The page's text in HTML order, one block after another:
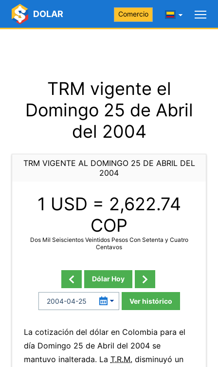
DOLAR Comercio
TRM vigente el
Domingo 25 de Abril
del 2004
TRM VIGENTE AL DOMINGO 25 DE ABRIL DEL
2004
1 USD = 2,622.74
COP
Dos Mil Seiscientos Veintidos Pesos Con Setenta y Cuatro
Centavos
Dólar Hoy
Ver histórico
La cotización del dólar en Colombia para el
día Domingo 25 de Abril del 2004 se
mantuvo inalterada. La T.R.M. disminuyó un